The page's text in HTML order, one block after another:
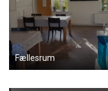
Fællesrum